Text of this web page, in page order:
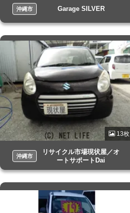
沖縄市 Garage SILVER
13枚
沖縄市
リサイクル市場現状屋／オ
ートサポートDai